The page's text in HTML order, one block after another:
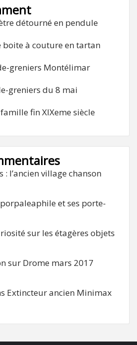
détourné en pendule
boite à couture en tartan
greniers Montélimar
greniers du 8 mai
fin XIXeme siècle
: l’ancien village chanson
et ses porte-
sur les étagères objets
sur Drome mars 2017
Extincteur ancien Minimax